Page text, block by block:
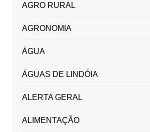
AGRO RURAL
AGRONOMIA
ÁGUA
ÁGUAS DE LINDÓIA
ALERTA GERAL
ALIMENTAÇÃO